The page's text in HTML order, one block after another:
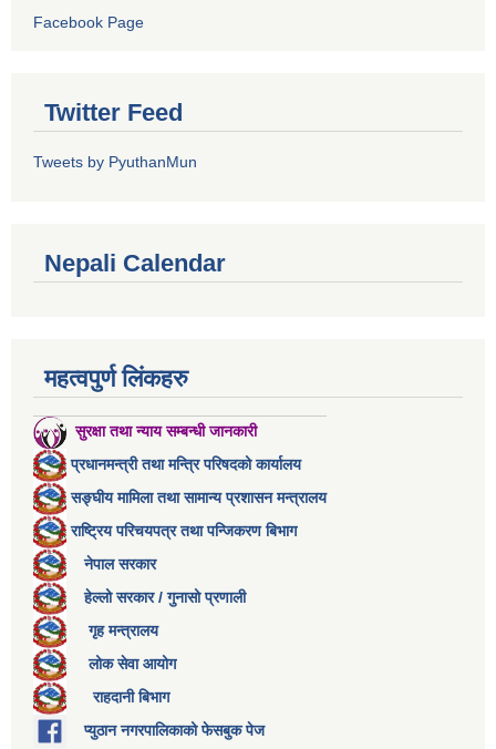
Facebook Page
Twitter Feed
Tweets by PyuthanMun
Nepali Calendar
महत्वपुर्ण लिंकहरु
सुरक्षा तथा न्याय सम्बन्धी जानकारी
प्रधानमन्त्री तथा मन्त्रि परिषदको कार्यालय
सङ्घीय मामिला तथा सामान्य प्रशासन मन्त्रालय
राष्ट्रिय परिचयपत्र तथा पन्जिकरण बिभाग
नेपाल सरकार
हेल्लो सरकार / गुनासो प्रणाली
गृह मन्त्रालय
लोक सेवा आयोग
राहदानी बिभाग
प्युठान नगरपालिकाको फेसबुक पेज